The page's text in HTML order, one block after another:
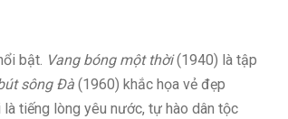
bật. Vang bóng một thời(1940) là tập
sông Đà (1960) khắc họa vẻ đẹp
tiếng lòng yêu nước, tự hào dân tộc